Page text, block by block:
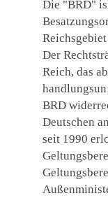
Die "BRD"
Der
Reich, das
BRD
Deutschen
seit 1990